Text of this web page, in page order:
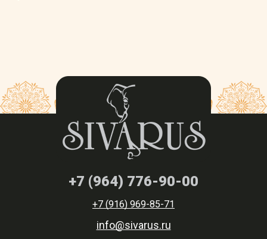
+7 (964) 776-90-00
+7 (916) 969-85-71
info@sivarus.ru